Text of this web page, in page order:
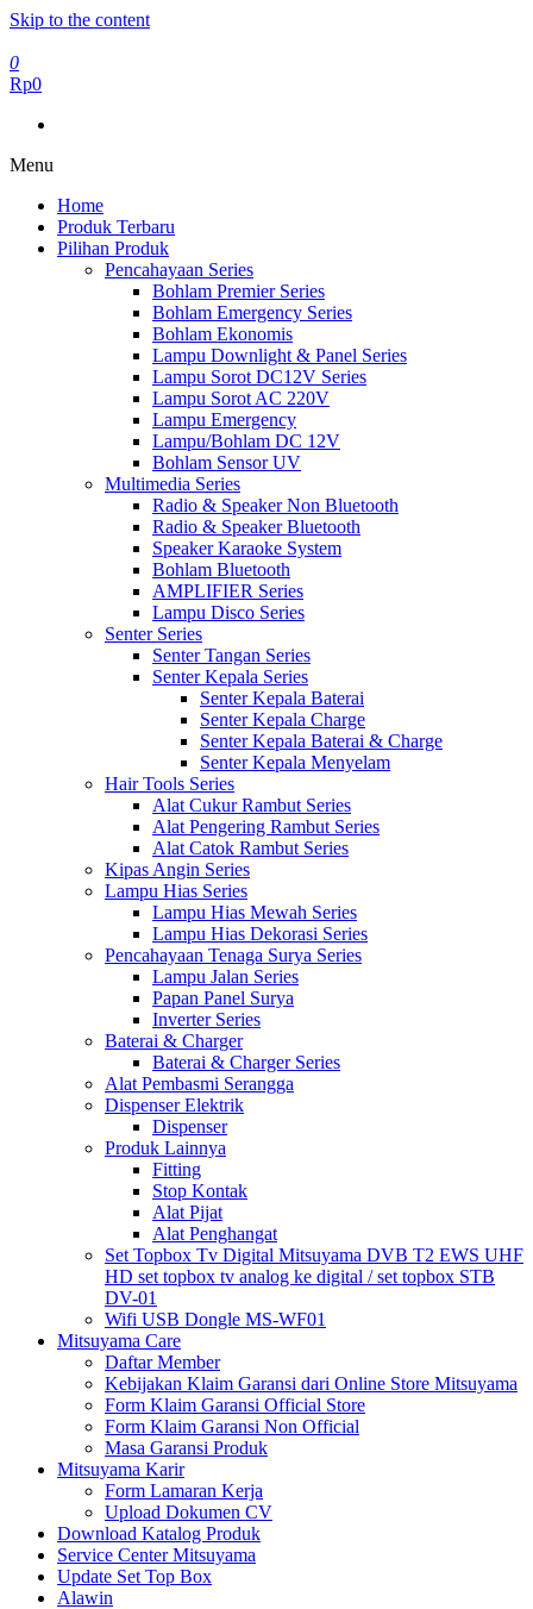
Skip to the content
0
Rp0
Menu
Home
Produk Terbaru
Pilihan Produk
Pencahayaan Series
Bohlam Premier Series
Bohlam Emergency Series
Bohlam Ekonomis
Lampu Downlight & Panel Series
Lampu Sorot DC12V Series
Lampu Sorot AC 220V
Lampu Emergency
Lampu/Bohlam DC 12V
Bohlam Sensor UV
Multimedia Series
Radio & Speaker Non Bluetooth
Radio & Speaker Bluetooth
Speaker Karaoke System
Bohlam Bluetooth
AMPLIFIER Series
Lampu Disco Series
Senter Series
Senter Tangan Series
Senter Kepala Series
Senter Kepala Baterai
Senter Kepala Charge
Senter Kepala Baterai & Charge
Senter Kepala Menyelam
Hair Tools Series
Alat Cukur Rambut Series
Alat Pengering Rambut Series
Alat Catok Rambut Series
Kipas Angin Series
Lampu Hias Series
Lampu Hias Mewah Series
Lampu Hias Dekorasi Series
Pencahayaan Tenaga Surya Series
Lampu Jalan Series
Papan Panel Surya
Inverter Series
Baterai & Charger
Baterai & Charger Series
Alat Pembasmi Serangga
Dispenser Elektrik
Dispenser
Produk Lainnya
Fitting
Stop Kontak
Alat Pijat
Alat Penghangat
Set Topbox Tv Digital Mitsuyama DVB T2 EWS UHF
HD set topbox tv analog ke digital / set topbox STB
DV-01
Wifi USB Dongle MS-WF01
Mitsuyama Care
Daftar Member
Kebijakan Klaim Garansi dari Online Store Mitsuyama
Form Klaim Garansi Official Store
Form Klaim Garansi Non Official
Masa Garansi Produk
Mitsuyama Karir
Form Lamaran Kerja
Upload Dokumen CV
Download Katalog Produk
Service Center Mitsuyama
Update Set Top Box
Alawin